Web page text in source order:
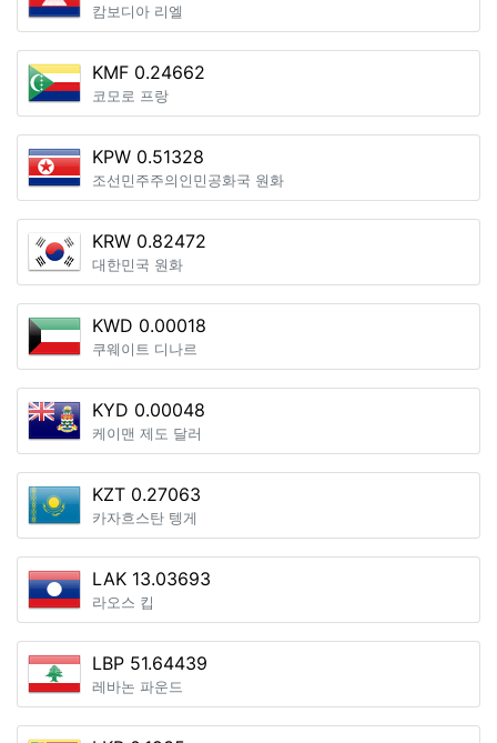
캄보디아 리엘
KMF 0.24662
코모로 프랑
KPW 0.51328
조선민주주의인민공화국 원화
KRW 0.82472
대한민국 원화
KWD 0.00018
쿠웨이트 디나르
KYD 0.00048
케이맨 제도 달러
KZT 0.27063
카자흐스탄 텡게
LAK 13.03693
라오스 킵
LBP 51.64439
레바논 파운드